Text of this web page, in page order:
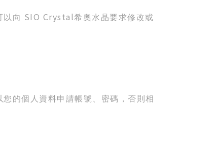
以向 SIO Crystal希奧水晶要求修改或
的個人資料申請帳號、密碼，否則相